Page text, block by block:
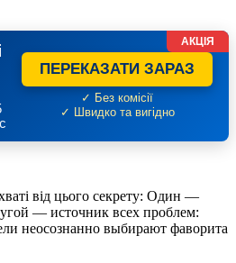
ПЕРЕКАЗАТИ ЗАРАЗ
✓ Без комісії
✓ Швидко та вигідно
АКЦІЯ
від цього секрету: Один —
— источник всех проблем:
неосознанно выбирают фаворита